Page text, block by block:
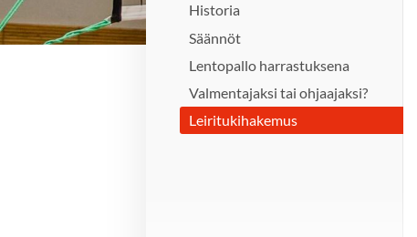
Historia
Säännöt
Lentopallo harrastuksena
Valmentajaksi tai ohjaajaksi?
Leiritukihakemus